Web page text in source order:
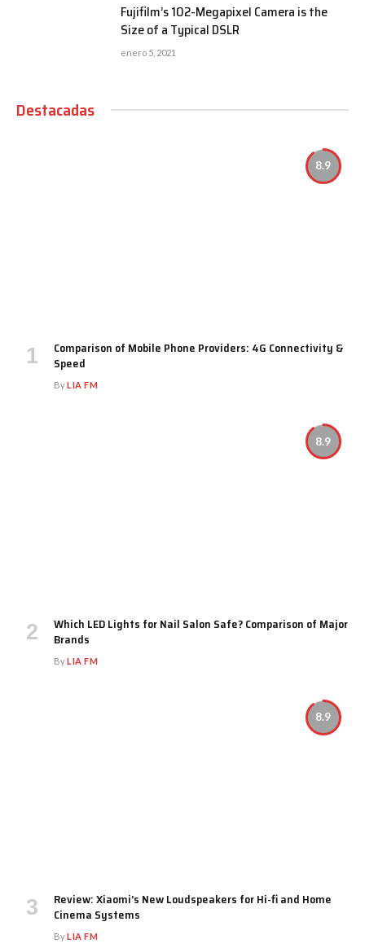
Fujifilm’s 102-Megapixel Camera is the
Size of a Typical DSLR
enero 5, 2021
Destacadas
8.9
Comparison of Mobile Phone Providers: 4G Connectivity &
Speed
ByLIA FM
8.9
Which LED Lights for Nail Salon Safe? Comparison of Major
Brands
ByLIA FM
8.9
Review: Xiaomi’s New Loudspeakers for Hi-fi and Home
Cinema Systems
ByLIA FM